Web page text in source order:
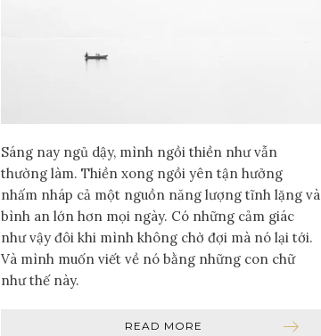
Sáng nay ngủ dậy, mình ngồi thiền như vẫn
thường làm. Thiền xong ngồi yên tận hưởng
nhấm nháp cả một nguồn năng lượng tĩnh lặng và
bình an lớn hơn mọi ngày. Có những cảm giác
như vậy đôi khi mình không chờ đợi mà nó lại tới.
Và mình muốn viết về nó bằng những con chữ
như thế này.
READ MORE